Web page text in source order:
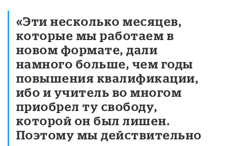
«Эти несколько месяцев,
которые мы работаем в
новом формате, дали
намного больше, чем годы
повышения квалификации,
ибо и учитель во многом
приобрел ту свободу,
которой он был лишен.
Поэтому мы действительно